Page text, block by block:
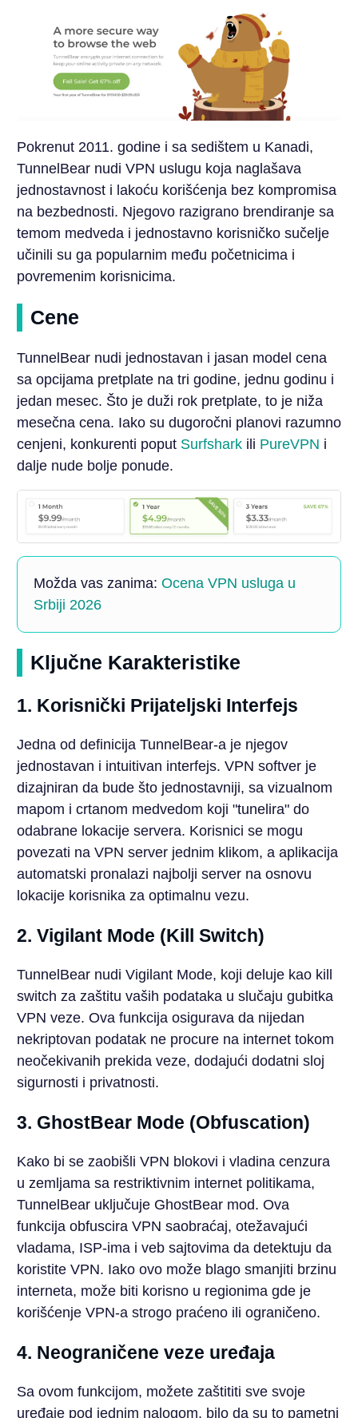
Pokrenut 2011. godine i sa sedištem u Kanadi,
TunnelBear nudi VPN uslugu koja naglašava
jednostavnost i lakoću korišćenja bez kompromisa
na bezbednosti. Njegovo razigrano brendiranje sa
temom medveda i jednostavno korisničko sučelje
učinili su ga popularnim među početnicima i
povremenim korisnicima.
Cene
TunnelBear nudi jednostavan i jasan model cena
sa opcijama pretplate na tri godine, jednu godinu i
jedan mesec. Što je duži rok pretplate, to je niža
mesečna cena. Iako su dugoročni planovi razumno
cenjeni, konkurenti poput Surfsharkili PureVPN i
dalje nude bolje ponude.
Možda vas zanima: Ocena VPN usluga u
Srbiji 2026
Ključne Karakteristike
1. Korisnički Prijateljski Interfejs
Jedna od definicija TunnelBear-a je njegov
jednostavan i intuitivan interfejs. VPN softver je
dizajniran da bude što jednostavniji, sa vizualnom
mapom i crtanom medvedom koji "tunelira" do
odabrane lokacije servera. Korisnici se mogu
povezati na VPN server jednim klikom, a aplikacija
automatski pronalazi najbolji server na osnovu
lokacije korisnika za optimalnu vezu.
2. Vigilant Mode (Kill Switch)
TunnelBear nudi Vigilant Mode, koji deluje kao kill
switch za zaštitu vaših podataka u slučaju gubitka
VPN veze. Ova funkcija osigurava da nijedan
nekriptovan podatak ne procure na internet tokom
neočekivanih prekida veze, dodajući dodatni sloj
sigurnosti i privatnosti.
3. GhostBear Mode (Obfuscation)
Kako bi se zaobišli VPN blokovi i vladina cenzura
u zemljama sa restriktivnim internet politikama,
TunnelBear uključuje GhostBear mod. Ova
funkcija obfuscira VPN saobraćaj, otežavajući
vladama, ISP-ima i veb sajtovima da detektuju da
koristite VPN. Iako ovo može blago smanjiti brzinu
interneta, može biti korisno u regionima gde je
korišćenje VPN-a strogo praćeno ili ograničeno.
4. Neograničene veze uređaja
Sa ovom funkcijom, možete zaštititi sve svoje
uređaje pod jednim nalogom, bilo da su to pametni